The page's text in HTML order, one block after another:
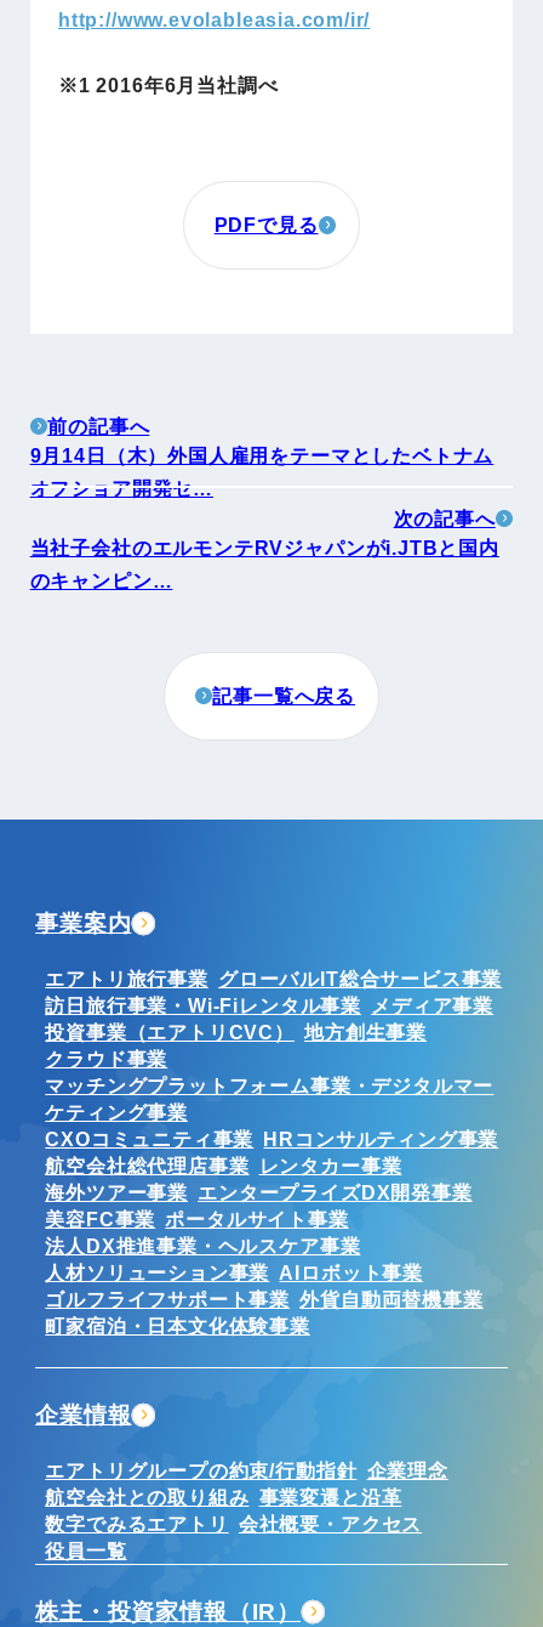
http://www.evolableasia.com/ir/
※1 2016年6月当社調べ
PDFで見る
前の記事へ
9月14日（木）外国人雇用をテーマとしたベトナム
オフショア開発セ…
次の記事へ
当社子会社のエルモンテRVジャパンがi.JTBと国内
のキャンピン…
記事一覧へ戻る
事業案内
エアトリ旅行事業 グローバルIT総合サービス事業
訪日旅行事業・Wi-Fiレンタル事業
メディア事業
投資事業（エアトリCVC）
地方創生事業
クラウド事業
マッチングプラットフォーム事業・デジタルマー
ケティング事業
CXOコミュニティ事業 HRコンサルティング事業
航空会社総代理店事業
レンタカー事業
海外ツアー事業 エンタープライズDX開発事業
美容FC事業 ポータルサイト事業
法人DX推進事業・ヘルスケア事業
人材ソリューション事業 AIロボット事業
ゴルフライフサポート事業 外貨自動両替機事業
町家宿泊・日本文化体験事業
企業情報
エアトリグループの約束/行動指針 企業理念
航空会社との取り組み 事業変遷と沿革
数字でみるエアトリ
会社概要・アクセス
役員一覧
株主・投資家情報（IR）